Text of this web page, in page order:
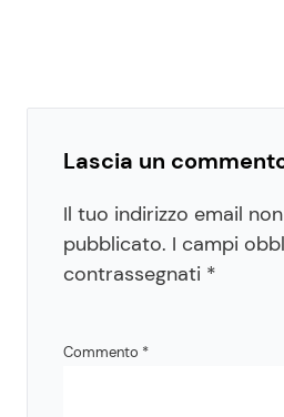
Lascia un
Il tuo indirizzo email
pubblicato. I campi
contrassegnati *
Commento *